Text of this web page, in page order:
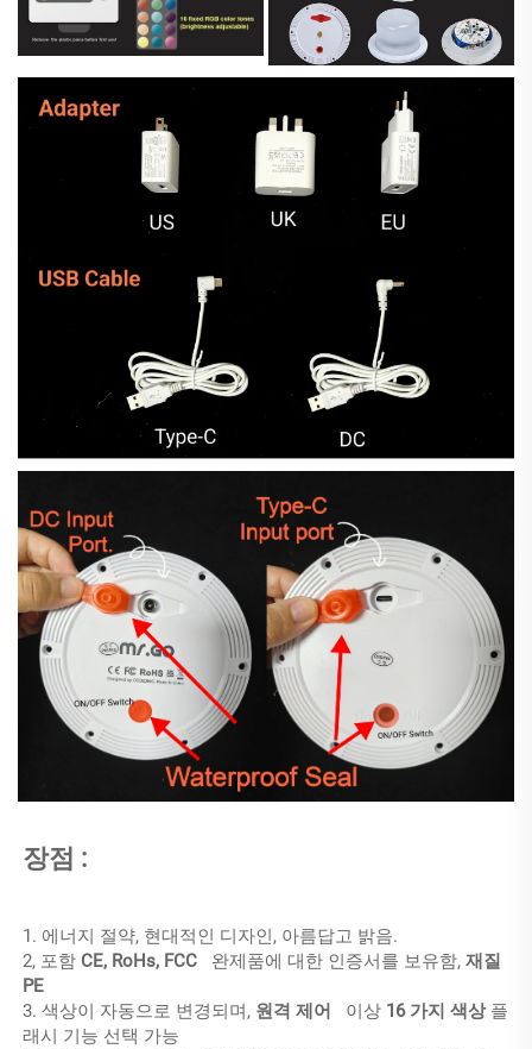
장점 :
1. 에너지 절약, 현대적인 디자인, 아름답고 밝음.
2, 포함 CE, RoHs, FCC 완제품에 대한 인증서를 보유함, 재질
PE
3. 색상이 자동으로 변경되며, 원격 제어 이상 16 가지 색상 플
래시 기능 선택 가능